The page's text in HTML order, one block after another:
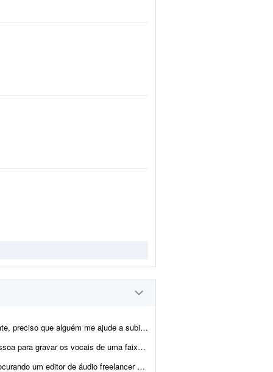
10 faixas no Spotify, organizadas em dois álbuns: - 1 álbu...
Dou preferência por voz feminina, mas também esto...
realizar a limpeza e o tratamento das minhas narraçõe...